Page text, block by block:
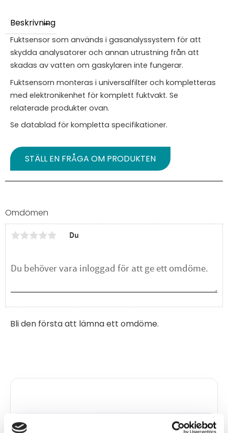
Beskrivning
Fuktsensor som används i gasanalyssystem för att
skydda analysatorer och annan utrustning från att
skadas av vatten om gaskylaren inte fungerar.
Fuktsensorn monteras i universalfilter och kompletteras
med elektronikenhet för komplett fuktvakt. Se
relaterade produkter ovan.
Se datablad för kompletta specifikationer.
STÄLL EN FRÅGA OM PRODUKTEN
Omdömen
Du
Bli den första att lämna ett omdöme.